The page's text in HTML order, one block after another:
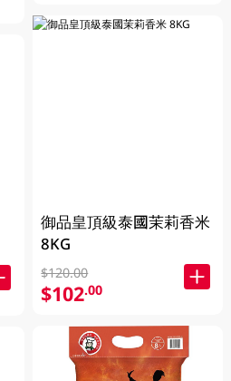
御品皇頂級泰國茉莉香米
8KG
$120.00
$102.00